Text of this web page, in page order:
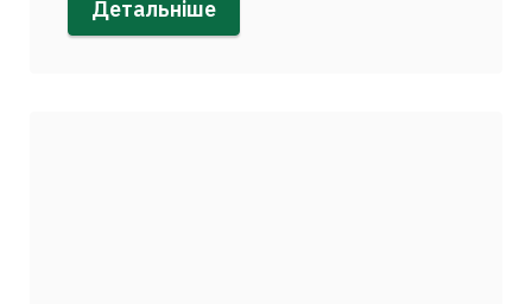
Детальніше